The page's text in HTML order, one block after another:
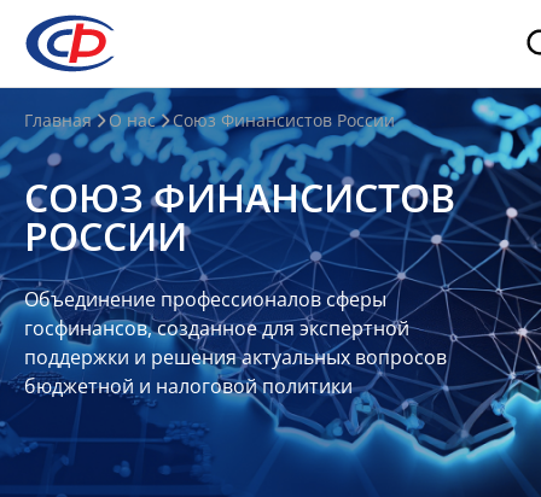
О
нас
О
СФР
Совет
Союза
Участники
Планы
отчеты
Контакты
Главная О нас Союз Финансистов России
СОЮЗ ФИНАНСИСТОВ
РОССИИ
Объединение профессионалов сферы
госфинансов, созданное для экспертной
поддержки и решения актуальных вопросов
бюджетной и налоговой политики